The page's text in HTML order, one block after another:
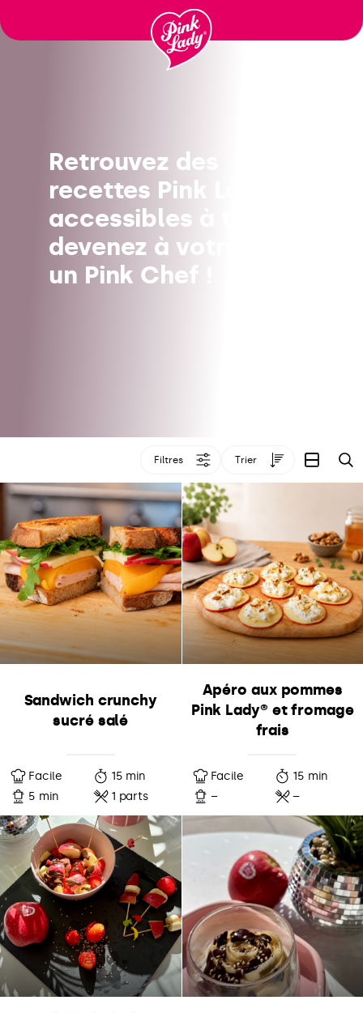
au
Retrouvez des
recettes Pink Lady®
accessibles à tous, et
devenez à votre tour
un Pink Chef !
Filtres Trier
Sandwich crunchy
sucré salé
Facile
15 min
5 min
1 parts
Apéro aux pommes
Pink Lady® et fromage
frais
Facile
15 min
–
–